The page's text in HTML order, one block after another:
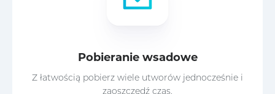
Pobieranie wsadowe
Z łatwością pobierz wiele utworów jednocześnie i
zaoszczędź czas.